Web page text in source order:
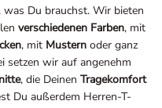
was Du brauchst. Wir bieten
verschiedenen Farben, mit
, mit Mustern oder ganz
setzen wir auf angenehm
, die Deinen Tragekomfort
Du außerdem Herren-T-